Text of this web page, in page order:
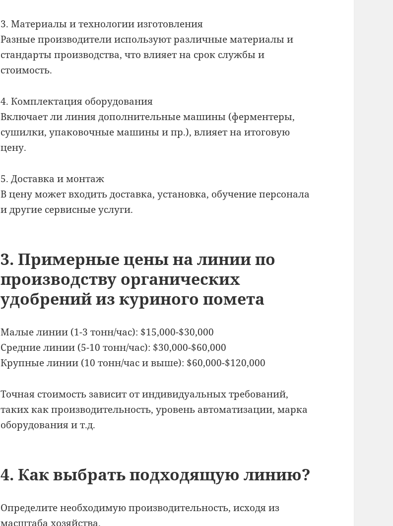
3. Материалы и технологии изготовления
Разные производители используют различные материалы и
стандарты производства, что влияет на срок службы и
стоимость.
4. Комплектация оборудования
Включает ли линия дополнительные машины (ферментеры,
сушилки, упаковочные машины и пр.), влияет на итоговую
цену.
5. Доставка и монтаж
В цену может входить доставка, установка, обучение персонала
и другие сервисные услуги.
3. Примерные цены на линии по
производству органических
удобрений из куриного помета
Малые линии (1-3 тонн/час): $15,000-$30,000
Средние линии (5-10 тонн/час): $30,000-$60,000
Крупные линии (10 тонн/час и выше): $60,000-$120,000
Точная стоимость зависит от индивидуальных требований,
таких как производительность, уровень автоматизации, марка
оборудования и т.д.
4. Как выбрать подходящую линию?
Определите необходимую производительность, исходя из
масштаба хозяйства.